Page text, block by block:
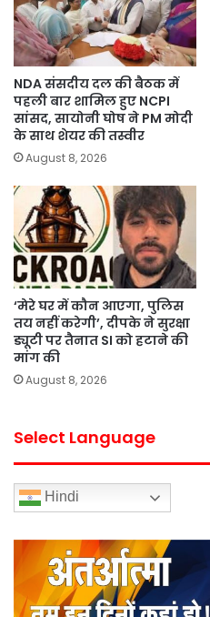
NDA संसदीय दल की बैठक में
पहली बार शामिल हुए NCPI
सांसद, सायोनी घोष ने PM मोदी
के साथ शेयर की तस्वीर
August 8, 2026
‘मेरे घर में कौन आएगा, पुलिस
तय नहीं करेगी’, दीपके ने सुरक्षा
ड्यूटी पर तैनात SI को हटाने की
मांग की
August 8, 2026
Select Language
Hindi